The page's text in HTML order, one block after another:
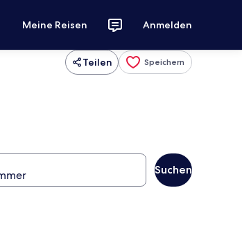
Meine Reisen Anmelden
Teilen Speichern
Suchen